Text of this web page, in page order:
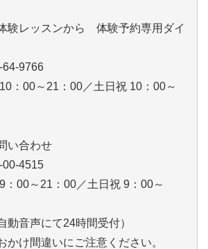
験レッスンから 体験予約専用ダイ
9766
：00～21：00／土日祝 10：00～
い合わせ
4515
00～21：00／土日祝 9：00～
動音声にて24時間受付）
け間違いにご注意ください。